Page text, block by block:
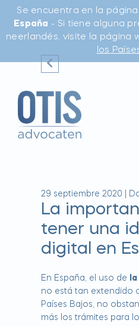
Se encuentra en la
España - Si tiene alguna
neerlandés, visite la página
los
29 septiembre 2020
La
tener una
digital en
En España, el uso de
no está tan extendido
Países Bajos, no
más los trámites para